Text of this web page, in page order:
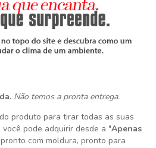
Não temos a pronta entrega.
produto para tirar todas as suas
pode adquirir desde a "Apenas
pronto com moldura, pronto para